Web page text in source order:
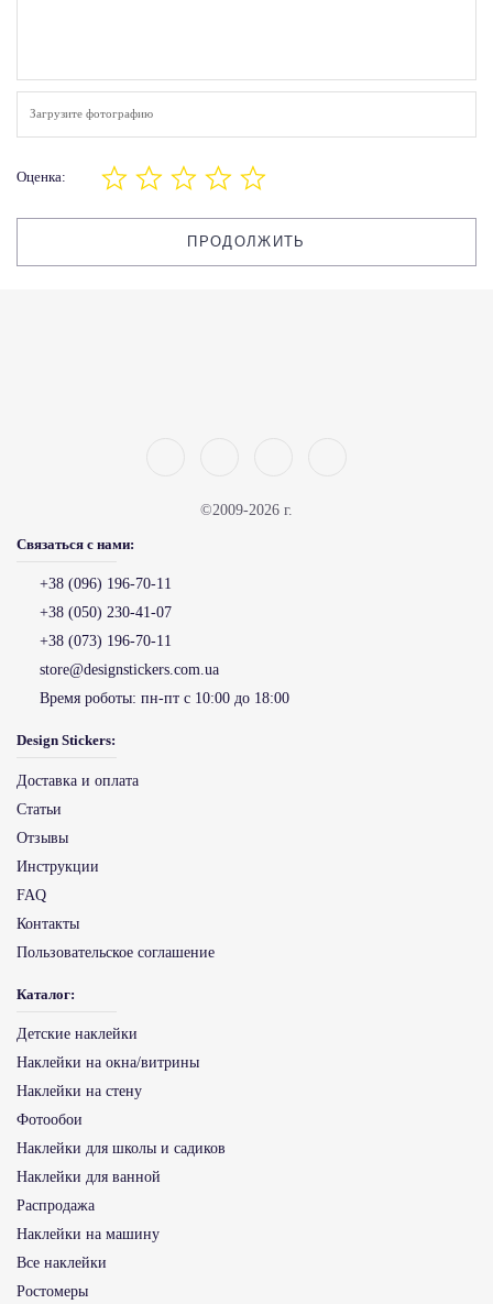
Загрузите фотографию
Оценка:
ПРОДОЛЖИТЬ
©2009-2026 г.
Связаться с нами:
+38 (096) 196-70-11
+38 (050) 230-41-07
+38 (073) 196-70-11
store@designstickers.com.ua
Время роботы: пн-пт с 10:00 до 18:00
Design Stickers:
Доставка и оплата
Статьи
Отзывы
Инструкции
FAQ
Контакты
Пользовательское соглашение
Каталог:
Детские наклейки
Наклейки на окна/витрины
Наклейки на стену
Фотообои
Наклейки для школы и садиков
Наклейки для ванной
Распродажа
Наклейки на машину
Все наклейки
Ростомеры